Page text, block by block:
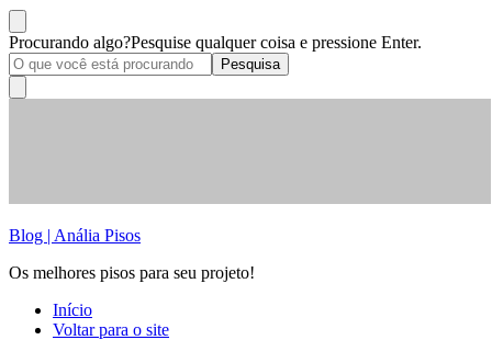
Procurando algo?Pesquise qualquer coisa e pressione Enter.
Blog | Anália Pisos
Os melhores pisos para seu projeto!
Início
Voltar para o site